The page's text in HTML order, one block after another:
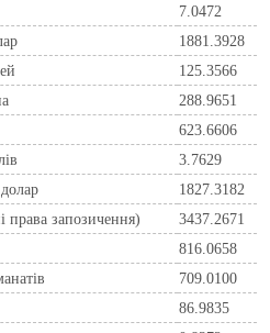
7.0472
1881.3928
125.3566
288.9651
623.6606
3.7629
1827.3182
права запозичення)
3437.2671
816.0658
709.0100
86.9835